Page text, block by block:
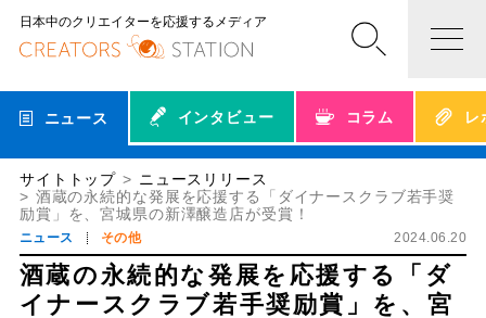
日本中のクリエイターを応援するメディア
ニュース インタビュー コラム レ
サイトトップ
ニュースリリース
酒蔵の永続的な発展を応援する「ダイナースクラブ若手奨
励賞」を、宮城県の新澤醸造店が受賞！
ニュース その他 2024.06.20
酒蔵の永続的な発展を応援する「ダ
イナースクラブ若手奨励賞」を、宮